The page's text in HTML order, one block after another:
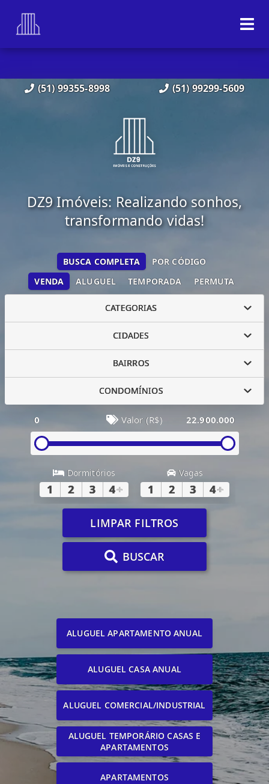
(51) 99355-8998 (51) 99299-5609
DZ9 Imóveis: Realizando sonhos,
transformando vidas!
VENDA ALUGUEL TEMPORADA PERMUTA
BUSCA COMPLETA POR CÓDIGO
CATEGORIAS
CIDADES
BAIRROS
CONDOMÍNIOS
0 Valor (R$) 22.900.000
Dormitórios
1 2 3 4+
Vagas
1 2 3 4+
LIMPAR FILTROS
BUSCAR
ALUGUEL APARTAMENTO ANUAL
ALUGUEL CASA ANUAL
ALUGUEL COMERCIAL/INDUSTRIAL
ALUGUEL TEMPORÁRIO CASAS E
APARTAMENTOS
APARTAMENTOS